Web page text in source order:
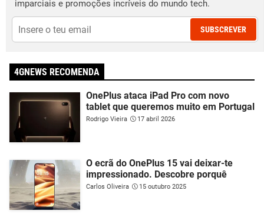
imparciais e promoções incríveis do mundo tech.
SUBSCREVER
4GNEWS RECOMENDA
OnePlus ataca iPad Pro com novo
tablet que queremos muito em Portugal
Rodrigo Vieira 17 abril 2026
O ecrã do OnePlus 15 vai deixar-te
impressionado. Descobre porquê
Carlos Oliveira 15 outubro 2025